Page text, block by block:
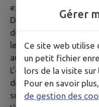
exclusive de la société
De plus, les
documents, ainsi
le site sont la
autorisé la Mairie à les
L’ensemble de ces
de l'esprit
suivants du Code
Gérer
Ce site web utilise
un petit fichier
lors de la visite sur
Pour en savoir
de gestion des